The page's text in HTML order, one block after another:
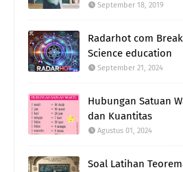
September 18, 2019
Radarhot com
Science education
September 21, 2024
Hubungan Satuan
dan Kuantitas
Agustus 01, 2024
Soal Latihan